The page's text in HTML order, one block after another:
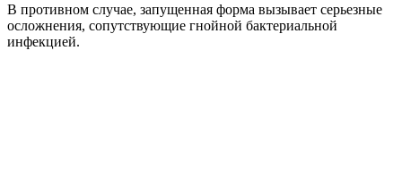
В противном случае, запущенная форма вызывает серьезные
осложнения, сопутствующие гнойной бактериальной
инфекцией.